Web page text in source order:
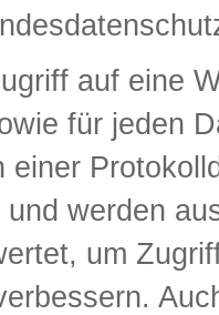
auf eine
für jeden
einer
werden
um